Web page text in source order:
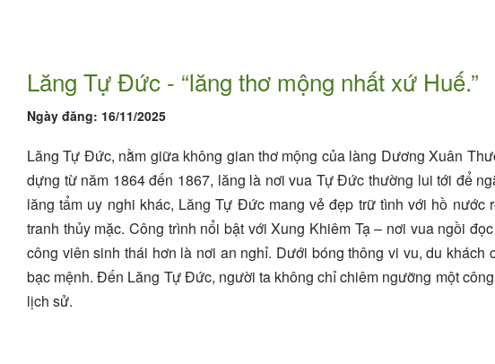
Lăng Tự Đức - “lăng thơ mộng nhất xứ Huế.”
Ngày đăng: 16/11/2025
Lăng Tự Đức, nằm giữa không gian thơ mộng của làng Dương Xuân
dựng từ năm 1864 đến 1867, lăng là nơi vua Tự Đức thường lui tới để
lăng tẩm uy nghi khác, Lăng Tự Đức mang vẻ đẹp trữ tình với hồ
tranh thủy mặc. Công trình nổi bật với Xung Khiêm Tạ – nơi vua ngồi
công viên sinh thái hơn là nơi an nghỉ. Dưới bóng thông vi vu, du
bạc mệnh. Đến Lăng Tự Đức, người ta không chỉ chiêm ngưỡng một
lịch sử.